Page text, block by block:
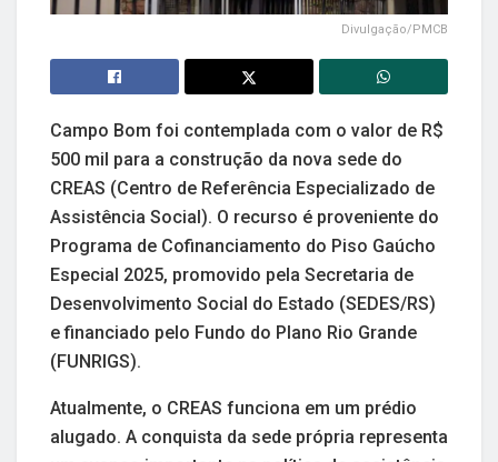
Divulgação/PMCB
Campo Bom foi contemplada com o valor de R$
500 mil para a construção da nova sede do
CREAS (Centro de Referência Especializado de
Assistência Social). O recurso é proveniente do
Programa de Cofinanciamento do Piso Gaúcho
Especial 2025, promovido pela Secretaria de
Desenvolvimento Social do Estado (SEDES/RS)
e financiado pelo Fundo do Plano Rio Grande
(FUNRIGS).
Atualmente, o CREAS funciona em um prédio
alugado. A conquista da sede própria representa